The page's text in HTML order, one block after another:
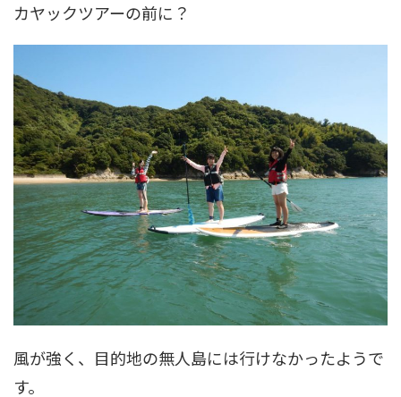
カヤックツアーの前に？
風が強く、目的地の無人島には行けなかったようで
す。